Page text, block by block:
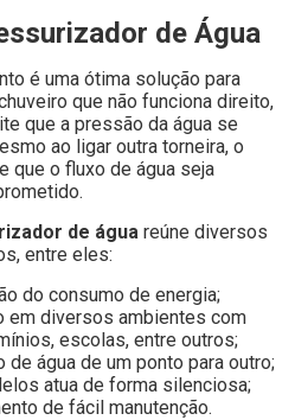
de Água
é uma ótima solução para
que não funciona direito,
que a pressão da água se
ao ligar outra torneira, o
que o fluxo de água seja
de água reúne diversos
entre eles:
do consumo de energia;
em diversos ambientes com
escolas, entre outros;
água de um ponto para outro;
atua de forma silenciosa;
de fácil manutenção.